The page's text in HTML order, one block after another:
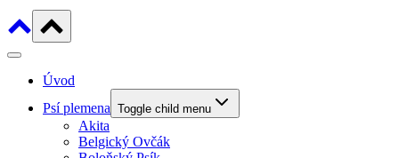
Úvod
Psí plemena Toggle child menu
Akita
Belgický Ovčák